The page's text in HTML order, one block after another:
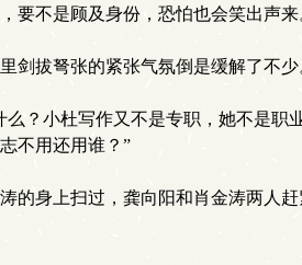
不是顾及身份，恐怕也会笑出声来
拔弩张的紧张气氛倒是缓解了不
？小杜写作又不是专职，她不是职
不用还用谁？”
的身上扫过，龚向阳和肖金涛两人